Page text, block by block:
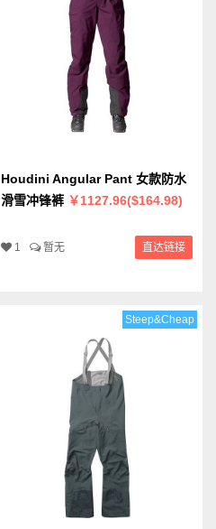
Houdini Angular Pant 女款防水
滑雪冲锋裤 ￥1127.96($164.98)
1 暂无 直达链接
Steep&Cheap